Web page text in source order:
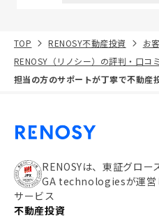
TOP RENOSY不動産投資
お
RENOSY（リノシー）の評判・口コミ
担当の方のサポートが丁寧で不動産
RENOSYは、東証グロー
GA technologiesが運営
サービス
不動産投資